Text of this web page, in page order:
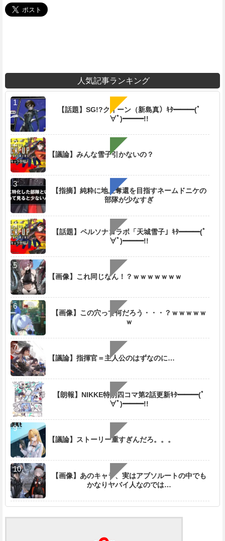
人気記事ランキング
【話題】SG!?クイーン（新島真）ｷﾀ━━━(ﾟ
∀ﾟ)━━━!!
【議論】みんな雪子引かないの？
【指摘】純粋に地上奪還を目指すネームドニケの
部隊が少なすぎ
【話題】ペルソナコラボ「天城雪子」ｷﾀ━━━(ﾟ
∀ﾟ)━━━!!
【画像】これ同じなん！？ｗｗｗｗｗｗｗ
【画像】この穴って何だろう・・・？ｗｗｗｗｗ
ｗ
【議論】指揮官＝主人公のはずなのに…
【朗報】NIKKE特別四コマ第2話更新ｷﾀ━━━(ﾟ
∀ﾟ)━━━!!
【議論】ストーリー重すぎんだろ。。。
【画像】あのキャラ、実はアブソルートの中でも
かなりヤバイ人なのでは…